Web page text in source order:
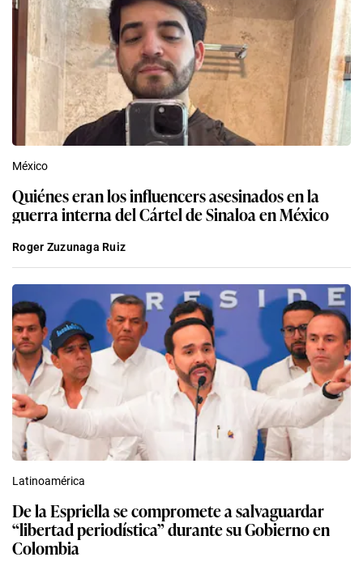
México
Quiénes eran los influencers asesinados en la
guerra interna del Cártel de Sinaloa en México
Roger Zuzunaga Ruiz
Latinoamérica
De la Espriella se compromete a salvaguardar
“libertad periodística” durante su Gobierno en
Colombia